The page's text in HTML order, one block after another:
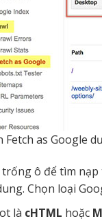
as Google
ô để tìm
Chọn loại
là cHTML hoặc